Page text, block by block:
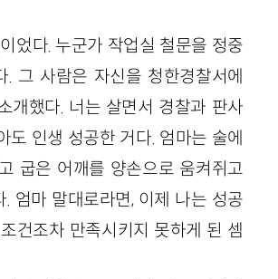
었다. 누군가 작업실 철문을 정중
. 그 사람은 자신을 청한경찰서에
개했다. 너는 살면서 경찰과 판사
도 인생 성공한 거다. 엄마는 술에
굽은 어깨를 양손으로 움켜쥐고
. 엄마 말대로라면, 이제 나는 성공
건조차 만족시키지 못하게 된 셈